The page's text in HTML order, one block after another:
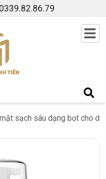
0339.82.86.79
sạch sâu dạng bọt cho da